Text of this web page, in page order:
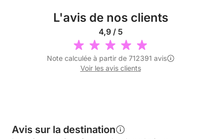
L'avis de nos clients
4,9 / 5
Note calculée à partir de 712391 avis
Voir les avis clients
Avis sur la destination